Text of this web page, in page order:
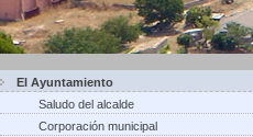
El Ayuntamiento
Saludo del alcalde
Corporación municipal